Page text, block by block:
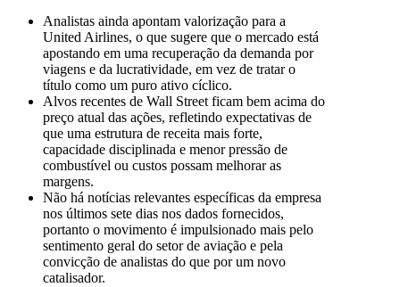
Analistas ainda apontam valorização para a
United Airlines, o que sugere que o mercado está
apostando em uma recuperação da demanda por
viagens e da lucratividade, em vez de tratar o
título como um puro ativo cíclico.
Alvos recentes de Wall Street ficam bem acima do
preço atual das ações, refletindo expectativas de
que uma estrutura de receita mais forte,
capacidade disciplinada e menor pressão de
combustível ou custos possam melhorar as
margens.
Não há notícias relevantes específicas da empresa
nos últimos sete dias nos dados fornecidos,
portanto o movimento é impulsionado mais pelo
sentimento geral do setor de aviação e pela
convicção de analistas do que por um novo
catalisador.